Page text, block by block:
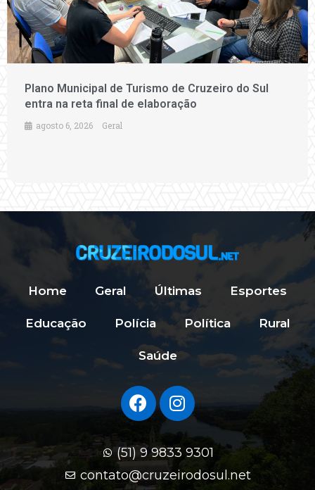
Plano Municipal de Turismo de Cruzeiro do Sul
entra na reta final de elaboração
agosto 6, 2026 Geral
Home Geral Últimas Esportes
Educação Polícia Política Rural
Saúde
(51) 9 9833 9301
contato@cruzeirodosul.net